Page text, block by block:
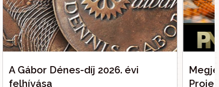
A Gábor Dénes-díj 2026. évi
felhívása